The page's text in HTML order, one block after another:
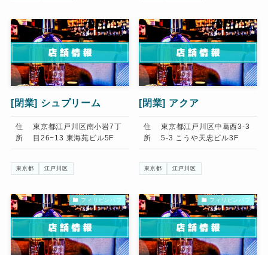
[閉業] シュプリーム
住
所
東京都江戸川区南小岩7丁
目26−13 東海苑ビル5F
東京都 江戸川区
[閉業] アクア
住
所
東京都江戸川区中葛西3-3
5-3 こうや天忠ビル3F
東京都 江戸川区
フィリピンパブ フィリピンパブ